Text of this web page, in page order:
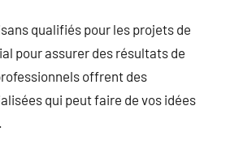
qualifiés pour les projets de
pour assurer des résultats de
offrent des
qui peut faire de vos idées